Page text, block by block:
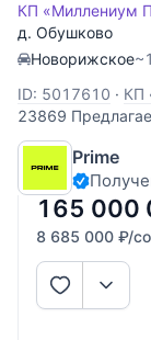
КП «Миллениум
д. Обушково
Новорижское
ID: 5017610 · КП
23869
элитном
находится на
Подмосковья в
Участок
Prime
165 000
8 685 000 ₽/